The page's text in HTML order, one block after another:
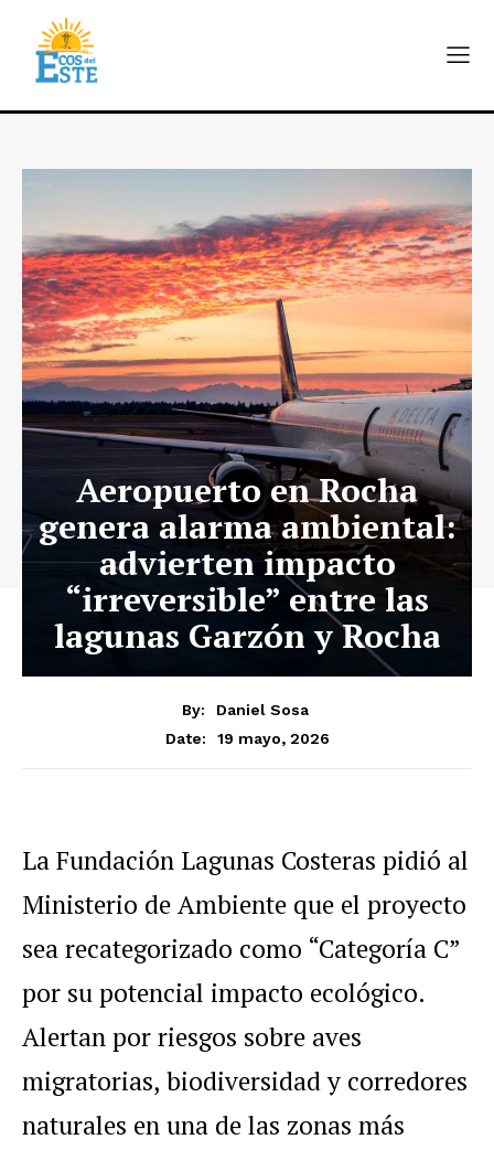
Aeropuerto en Rocha
genera alarma ambiental:
advierten impacto
“irreversible” entre las
lagunas Garzón y Rocha
By:
Daniel Sosa
Date:
19 mayo, 2026
La Fundación Lagunas Costeras pidió al
Ministerio de Ambiente que el proyecto
sea recategorizado como “Categoría C”
por su potencial impacto ecológico.
Alertan por riesgos sobre aves
migratorias, biodiversidad y corredores
naturales en una de las zonas más